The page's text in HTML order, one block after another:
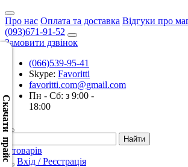
Про нас Оплата та доставка Відгуки про
(093)671-91-52
Замовити дзвінок
(066)539-95-41
Skype: Favoritti
favoritti.com@gmail.com
Пн - Сб: з 9:00 -
18:00
0 товарів
Вхід / Реєстрація
Скачати прайс
Скачать
XML
(Розн.)
Скачать
XML
(Опт)